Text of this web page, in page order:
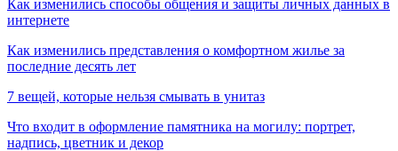
Как изменились способы общения и защиты личных данных в
интернете
Как изменились представления о комфортном жилье за
последние десять лет
7 вещей, которые нельзя смывать в унитаз
Что входит в оформление памятника на могилу: портрет,
надпись, цветник и декор